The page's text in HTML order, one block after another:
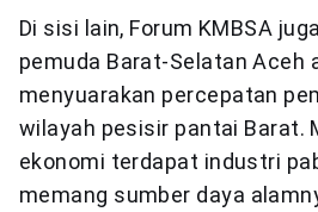
Di sisi lain, Forum KMBSA
pemuda Barat-Selatan Aceh
menyuarakan percepatan
wilayah pesisir pantai Barat.
ekonomi terdapat industri
memang sumber daya